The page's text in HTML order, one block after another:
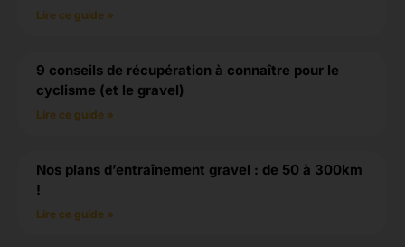
Lire ce guide »
9 conseils de récupération à connaître pour le
cyclisme (et le gravel)
Lire ce guide »
Nos plans d’entraînement gravel : de 50 à 300km
!
Lire ce guide »